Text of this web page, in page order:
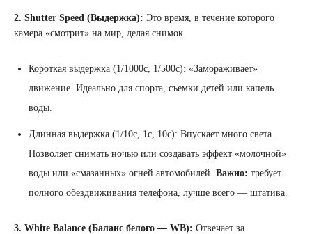
2. Shutter Speed (Выдержка): Это время, в течение которого
камера «смотрит» на мир, делая снимок.
Короткая выдержка (1/1000с, 1/500с): «Замораживает»
движение. Идеально для спорта, съемки детей или капель
воды.
Длинная выдержка (1/10с, 1с, 10с): Впускает много света.
Позволяет снимать ночью или создавать эффект «молочной»
воды или «смазанных» огней автомобилей. Важно: требует
полного обездвиживания телефона, лучше всего — штатива.
3. White Balance (Баланс белого — WB): Отвечает за